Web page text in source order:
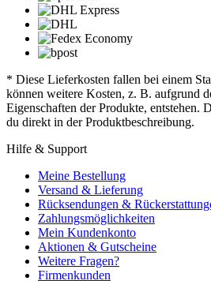
* Diese Lieferkosten fallen bei einem
können weitere Kosten, z. B. aufgrund
Eigenschaften der Produkte, entstehen.
du direkt in der Produktbeschreibung.
Hilfe & Support
Meine Bestellung
Versand & Lieferung
Rücksendungen &
Zahlungsmöglichkeiten
Mein Kundenkonto
Aktionen & Gutscheine
Weitere Fragen?
Firmenkunden